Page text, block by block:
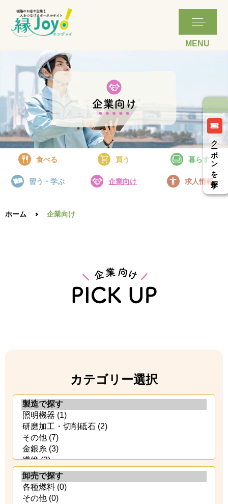
クーポンを探す
食べる 買う 暮らす
習う・学ぶ 企業向け 求人情報
ホーム 企業向け
カテゴリー選択